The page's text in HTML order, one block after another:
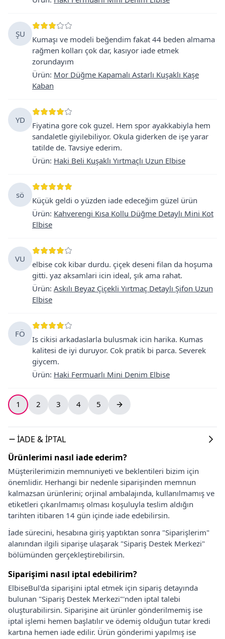
ŞU
Kumaşı ve modeli beğendim fakat 44 beden almama
rağmen kolları çok dar, kasıyor iade etmek
zorundayım
Ürün: Mor Düğme Kapamalı Astarlı Kuşaklı Kaşe
Kaban
YD
Fiyatina gore cok guzel. Hem spor ayakkabiyla hem
sandaletle giyilebiliyor. Okula giderken de işe yarar
tatilde de. Tavsiye ederim.
Ürün: Haki Beli Kuşaklı Yırtmaçlı Uzun Elbise
sö
Küçük geldi o yüzden iade edeceğim güzel ürün
Ürün: Kahverengi Kısa Kollu Düğme Detaylı Mini Kot
Elbise
VU
elbise cok kibar durdu. çiçek deseni filan da hoşuma
gitti. yaz aksamlari icin ideal, şık ama rahat.
Ürün: Askılı Beyaz Çiçekli Yırtmaç Detaylı Şifon Uzun
Elbise
FÖ
Is cikisi arkadaslarla bulusmak icin harika. Kumas
kalitesi de iyi duruyor. Cok pratik bi parca. Severek
giycem.
Ürün: Haki Fermuarlı Mini Denim Elbise
1 2 3 4 5
İADE & İPTAL
Ürünlerimi nasıl iade ederim?
Müşterilerimizin memnuniyeti ve beklentileri bizim için
önemlidir. Herhangi bir nedenle siparişinden memnun
kalmazsan ürünlerini; orjinal ambalajında, kullanılmamış ve
etiketleri çıkarılmamış olması koşuluyla teslim aldığın
tarihten itibaren 14 gün içinde iade edebilirsin.
İade sürecini, hesabına giriş yaptıktan sonra "Siparişlerim"
alanından ilgili siparişe ulaşarak "Sipariş Destek Merkezi"
bölümünden gerçekleştirebilirsin.
Siparişimi nasıl iptal edebilirim?
ElbiseBul'da siparişini iptal etmek için sipariş detayında
bulunan "Sipariş Destek Merkezi"'nden iptal talebi
oluşturabilirsin. Siparişine ait ürünler gönderilmemiş ise
iptal işlemi hemen başlatılır ve ödemiş olduğun tutar kredi
kartına hemen iade edilir. Ürün gönderimi yapılmış ise